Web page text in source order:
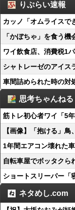
りぷらい速報
カッノ「オムライスで
「かぼちゃ」を食う機
ワイ飲食店、消費税1
シャトレーゼのアイス
車間詰められた時の対
思考ちゃんねる
筋トレ初心者ワイ「5
【画像】「抱ける」鳥
1年間エアコン壊れた
自転車屋でボッタクら
ショートスリーパー「
ネタめし.com